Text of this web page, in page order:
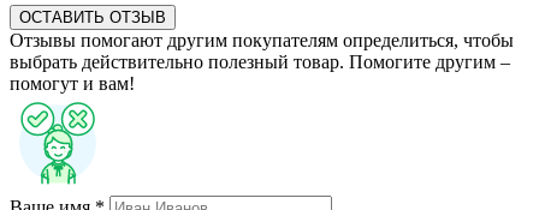
ОСТАВИТЬ ОТЗЫВ
Отзывы помогают другим покупателям определиться, чтобы
выбрать действительно полезный товар. Помогите другим –
помогут и вам!